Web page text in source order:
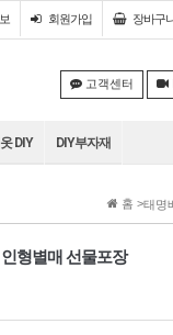
회원가입 장바구
고객센터
DIY DIY부자재
홈 >태명
형별매 선물포장